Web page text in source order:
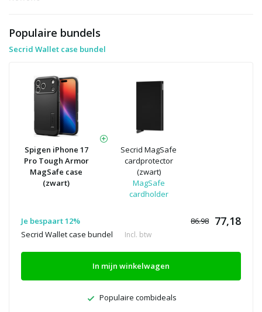
Populaire bundels
Secrid Wallet case bundel
Spigen iPhone 17
Pro Tough Armor
MagSafe case
(zwart)
Secrid MagSafe
cardprotector
(zwart)
MagSafe
cardholder
Je bespaart 12% 86.98 77,18
Secrid Wallet case bundel Incl. btw
In mijn winkelwagen
Populaire combideals